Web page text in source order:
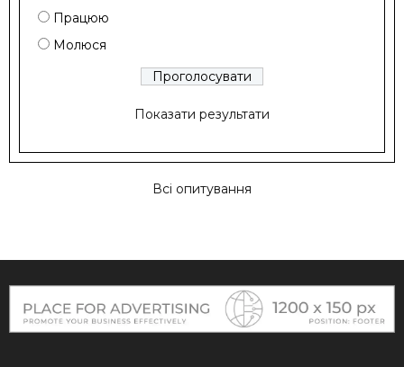
Працюю
Молюся
Показати результати
Всі опитування